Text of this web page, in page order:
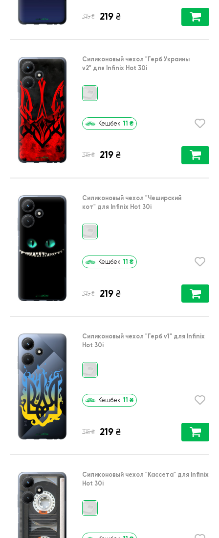
315 ₴ 219 ₴
Силиконовый чехол "Герб Украины
v2" для Infinix Hot 30i
Кешбек 11 ₴
315 ₴ 219 ₴
Силиконовый чехол "Чеширский
кот" для Infinix Hot 30i
Кешбек 11 ₴
315 ₴ 219 ₴
Силиконовый чехол "Герб v1" для Infinix
Hot 30i
Кешбек 11 ₴
315 ₴ 219 ₴
Силиконовый чехол "Кассета" для Infinix
Hot 30i